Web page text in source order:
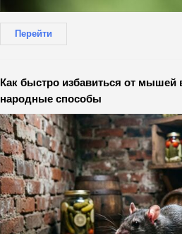
Перейти
Как быстро избавиться от мышей
народные способы